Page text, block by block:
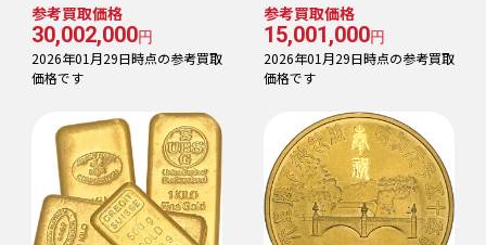
参考買取価格
30,002,000円
2026年01月29日時点の参考買取
価格です
参考買取価格
15,001,000円
2026年01月29日時点の参考買取
価格です